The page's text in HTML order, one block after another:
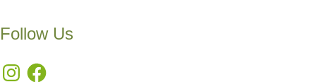
Follow Us
InstagramFacebook